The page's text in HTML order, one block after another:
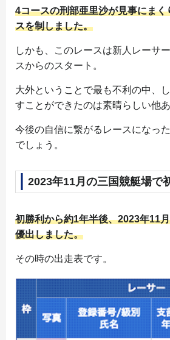
4コースの刑部亜里沙が見事にまく
スを制しました。
しかも、このレースは新人レーサ
スからのスタート。
大外ということで最も不利の中、
すことができたのは素晴らしい他あ
今後の自信に繋がるレースになっ
でしょう。
2023年11月の三国競艇場で
初勝利から約1年半後、2023年11
優出しました。
その時の出走表です。